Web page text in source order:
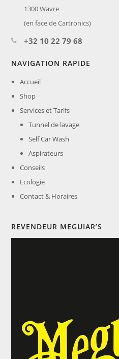
1300 Wavre
(en face de Cartronics)
+32 10 22 79 68
NAVIGATION RAPIDE
Accueil
Shop
Services et Tarifs
Tunnel de lavage
Self Car Wash
Aspirateurs
Conseils
Ecologie
Contact & Horaires
REVENDEUR MEGUIAR’S